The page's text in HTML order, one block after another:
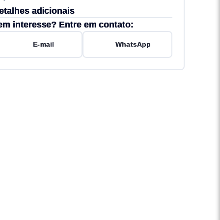
adicionais
interesse? Entre em contato:
E-mail WhatsApp